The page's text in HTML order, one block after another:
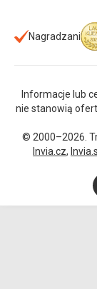
Nagradzani
Informacje lub
nie stanowią
© 2000–2026.
Invia.cz,